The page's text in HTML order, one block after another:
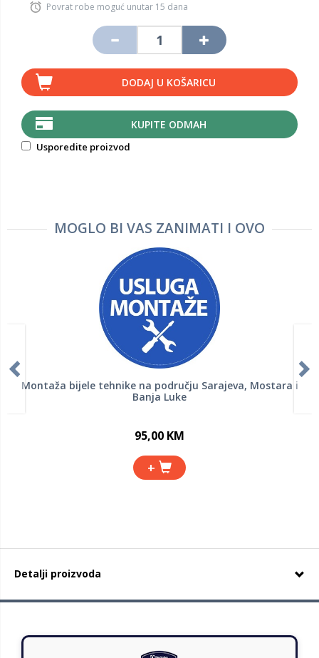
Povrat robe moguć unutar 15 dana
DODAJ U KOŠARICU
KUPITE ODMAH
Usporedite proizvod
MOGLO BI VAS ZANIMATI I OVO
Montaža bijele tehnike na području Sarajeva, Mostara i
Banja Luke
95,00 KM
+
Detalji proizvoda